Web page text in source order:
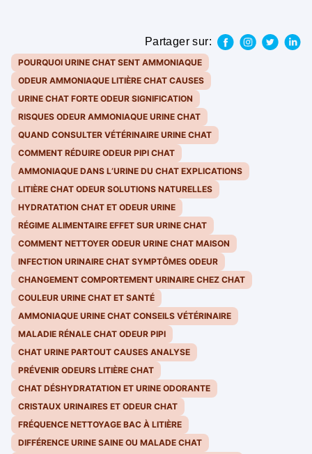
Partager sur:
POURQUOI URINE CHAT SENT AMMONIAQUE
ODEUR AMMONIAQUE LITIÈRE CHAT CAUSES
URINE CHAT FORTE ODEUR SIGNIFICATION
RISQUES ODEUR AMMONIAQUE URINE CHAT
QUAND CONSULTER VÉTÉRINAIRE URINE CHAT
COMMENT RÉDUIRE ODEUR PIPI CHAT
AMMONIAQUE DANS L’URINE DU CHAT EXPLICATIONS
LITIÈRE CHAT ODEUR SOLUTIONS NATURELLES
HYDRATATION CHAT ET ODEUR URINE
RÉGIME ALIMENTAIRE EFFET SUR URINE CHAT
COMMENT NETTOYER ODEUR URINE CHAT MAISON
INFECTION URINAIRE CHAT SYMPTÔMES ODEUR
CHANGEMENT COMPORTEMENT URINAIRE CHEZ CHAT
COULEUR URINE CHAT ET SANTÉ
AMMONIAQUE URINE CHAT CONSEILS VÉTÉRINAIRE
MALADIE RÉNALE CHAT ODEUR PIPI
CHAT URINE PARTOUT CAUSES ANALYSE
PRÉVENIR ODEURS LITIÈRE CHAT
CHAT DÉSHYDRATATION ET URINE ODORANTE
CRISTAUX URINAIRES ET ODEUR CHAT
FRÉQUENCE NETTOYAGE BAC À LITIÈRE
DIFFÉRENCE URINE SAINE OU MALADE CHAT